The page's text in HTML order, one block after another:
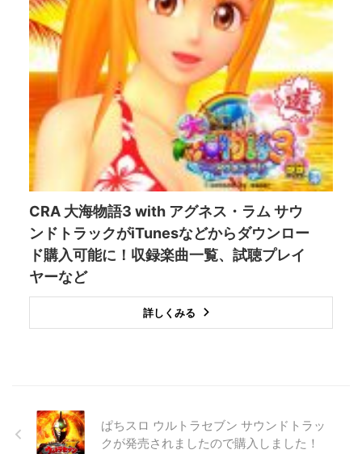
CRA 大海物語3 with アグネス・ラム サウ
ンドトラックがiTunesなどからダウンロー
ド購入可能に！収録楽曲一覧、試聴プレイ
ヤーなど
詳しくみる
ぱちスロ ウルトラセブン サウンドトラッ
クが発売されましたので購入しました！